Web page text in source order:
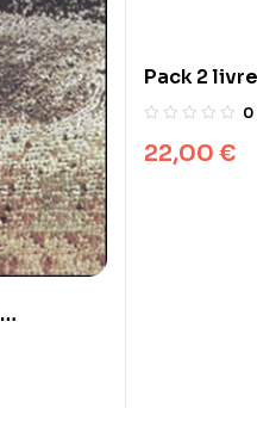
Pack 2
0
22,00 €